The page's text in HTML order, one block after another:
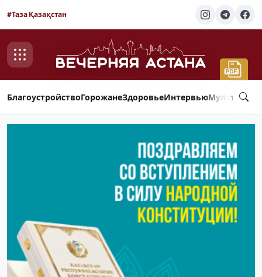
#Таза Қазақстан
БлагоустройствоГорожанеЗдоровьеИнтервью